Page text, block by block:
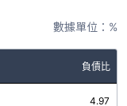
數據單位：%
負債比
4.97